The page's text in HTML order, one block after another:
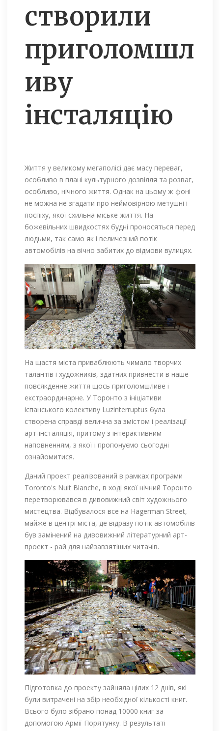
створили
приголомшл
иву
інсталяцію
Життя у великому мегаполісі дає масу переваг,
особливо в плані культурного дозвілля та розваг,
особливо, нічного життя. Однак на цьому ж фоні
не можна не згадати про неймовірною метушні і
поспіху, якої схильна міське життя. На
божевільних швидкостях будні проносяться перед
людьми, так само як і величезний потік
автомобілів на вічно забитих до відмови вулицях.
На щастя міста приваблюють чимало творчих
талантів і художників, здатних привнести в наше
повсякденне життя щось приголомшливе і
екстраординарне. У Торонто з ініціативи
іспанського колективу Luzinterruptus була
створена справді велична за змістом і реалізації
арт-інсталяція, притому з інтерактивним
наповненням, з якої і пропонуємо сьогодні
ознайомитися.
Даний проект реалізований в рамках програми
Toronto's Nuit Blanche, в ході якої нічний Торонто
перетворювався в дивовижний світ художнього
мистецтва. Відбувалося все на Hagerman Street,
майже в центрі міста, де відразу потік автомобілів
був замінений на дивовижний літературний арт-
проект - рай для найзавзятіших читачів.
Підготовка до проекту зайняла цілих 12 днів, які
були витрачені на збір необхідної кількості книг.
Всього було зібрано понад 10000 книг за
допомогою Армії Порятунку. В результаті